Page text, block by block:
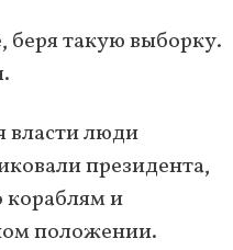
беря такую выборку.
власти люди
президента,
кораблям и
положении.